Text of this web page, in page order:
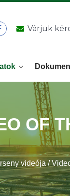
Várjuk
videója /
OF